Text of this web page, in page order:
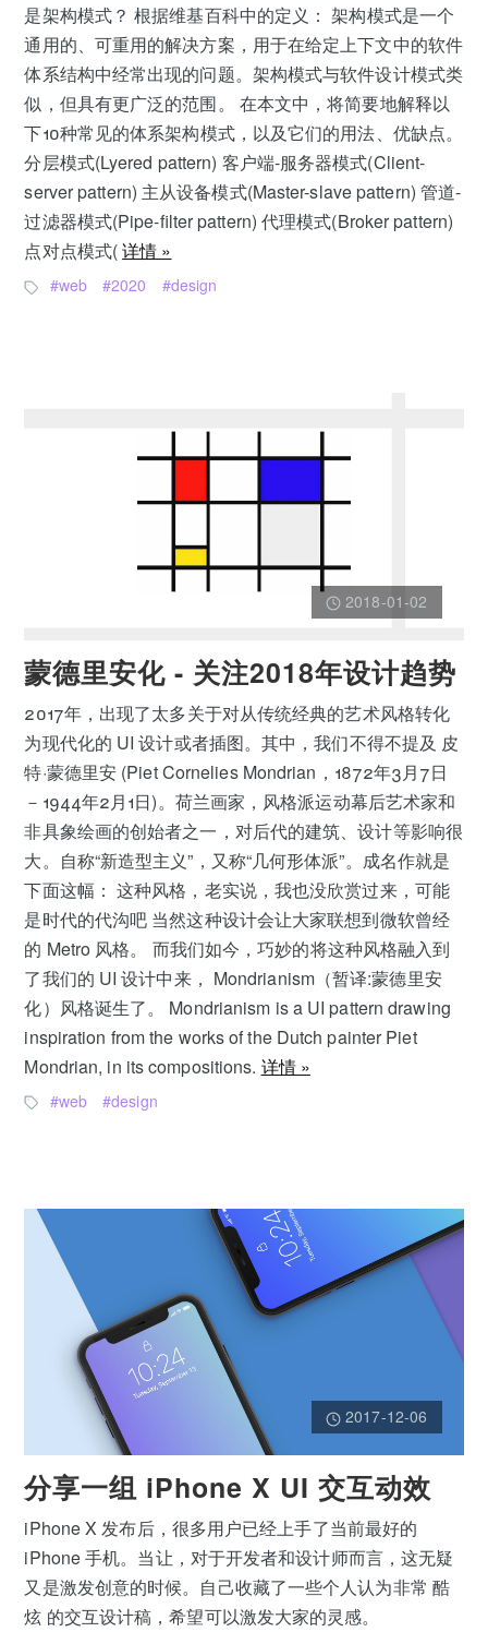
是架构模式？ 根据维基百科中的定义： 架构模式是一个
通用的、可重用的解决方案，用于在给定上下文中的软件
体系结构中经常出现的问题。架构模式与软件设计模式类
似，但具有更广泛的范围。 在本文中，将简要地解释以
下10种常见的体系架构模式，以及它们的用法、优缺点。
分层模式(Lyered pattern) 客户端-服务器模式(Client-
server pattern) 主从设备模式(Master-slave pattern) 管道-
过滤器模式(Pipe-filter pattern) 代理模式(Broker pattern)
点对点模式(详情 »
web 2020 design
2018-01-02
蒙德里安化 - 关注2018年设计趋势
2017年，出现了太多关于对从传统经典的艺术风格转化
为现代化的 UI 设计或者插图。其中，我们不得不提及 皮
特·蒙德里安 (Piet Cornelies Mondrian，1872年3月7日
－1944年2月1日)。荷兰画家，风格派运动幕后艺术家和
非具象绘画的创始者之一，对后代的建筑、设计等影响很
大。自称“新造型主义”，又称“几何形体派”。成名作就是
下面这幅： 这种风格，老实说，我也没欣赏过来，可能
是时代的代沟吧 当然这种设计会让大家联想到微软曾经
的 Metro 风格。 而我们如今，巧妙的将这种风格融入到
了我们的 UI 设计中来， Mondrianism（暂译:蒙德里安
化）风格诞生了。 Mondrianism is a UI pattern drawing
inspiration from the works of the Dutch painter Piet
Mondrian, in its compositions. 详情 »
web design
2017-12-06
分享一组 iPhone X UI 交互动效
iPhone X 发布后，很多用户已经上手了当前最好的
iPhone 手机。当让，对于开发者和设计师而言，这无疑
又是激发创意的时候。自己收藏了一些个人认为非常 酷
炫 的交互设计稿，希望可以激发大家的灵感。